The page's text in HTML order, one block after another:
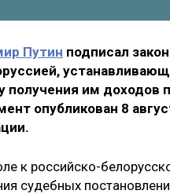
Путин подписал
получения им доходов
опубликован 8
к российско-
судебных